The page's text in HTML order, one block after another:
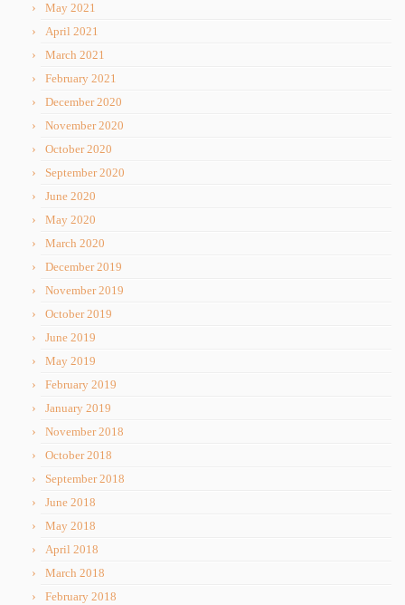
May 2021
April 2021
March 2021
February 2021
December 2020
November 2020
October 2020
September 2020
June 2020
May 2020
March 2020
December 2019
November 2019
October 2019
June 2019
May 2019
February 2019
January 2019
November 2018
October 2018
September 2018
June 2018
May 2018
April 2018
March 2018
February 2018